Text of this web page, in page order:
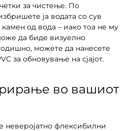
за чистење. По
ја водата со сув
од вода – иако тоа не му
да биде визуелно
можете да нанесете
за обновување на сјајот.
во вашиот
неверојатно флексибилни